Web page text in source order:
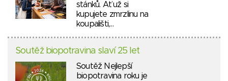
stánků. Ať už si
kupujete zmrzlinu na
koupališti,…
Soutěž biopotravina slaví 25 let
Soutěž Nejlepší
biopotravina roku je